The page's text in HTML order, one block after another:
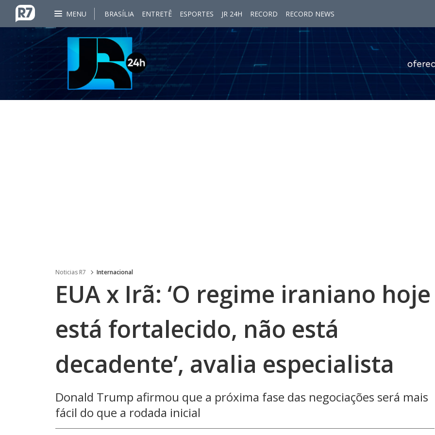
MENU BRASÍLIA ENTRETÊ ESPORTES JR 24H RECORD RECORD NEWS
Noticias R7 Internacional
EUA x Irã: ‘O regime iraniano hoje
está fortalecido, não está
decadente’, avalia especialista
Donald Trump afirmou que a próxima fase das negociações será mais
fácil do que a rodada inicial